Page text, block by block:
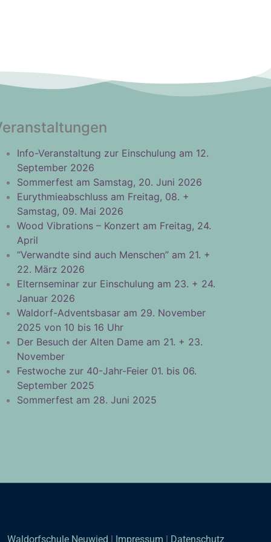
Info-Veranstaltung zur Einschulung am 12.
September 2026
Sommerfest am Samstag, 20. Juni 2026
Eurythmieabschluss am Freitag, 08. +
Samstag, 09. Mai 2026
Wood Vibrations – Konzert am Freitag, 24.
April
“Verwandte sind auch Menschen” am 21. +
22. März 2026
Elternseminar zur Einschulung am 23. + 24.
Januar 2026
Waldorf-Adventsbasar am 29. November
2025 von 10 bis 16 Uhr
Der Besuch der Alten Dame am 21. + 23.
November
Festwoche zur 40-Jahr-Feier 01. bis 06.
September 2025
Sommerfest am 28. Juni 2025
Waldorfschule Neuwied | Impressum | Datenschutz